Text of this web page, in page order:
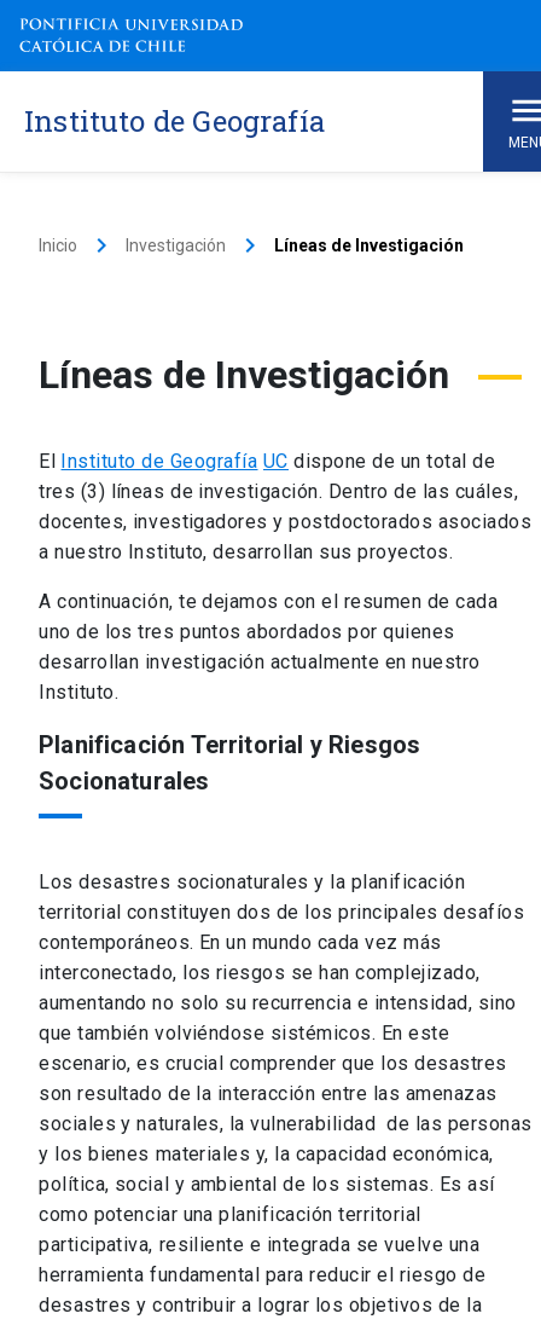
Instituto de Geografía
Inicio keyboard_arrow_right Investigación keyboard_arrow_right Líneas de Investigación
Líneas de Investigación
El Instituto de Geografía UC dispone de un total de
tres (3) líneas de investigación. Dentro de las cuáles,
docentes, investigadores y postdoctorados asociados
a nuestro Instituto, desarrollan sus proyectos.
A continuación, te dejamos con el resumen de cada
uno de los tres puntos abordados por quienes
desarrollan investigación actualmente en nuestro
Instituto.
Planificación Territorial y Riesgos
Socionaturales
Los desastres socionaturales y la planificación
territorial constituyen dos de los principales desafíos
contemporáneos. En un mundo cada vez más
interconectado, los riesgos se han complejizado,
aumentando no solo su recurrencia e intensidad, sino
que también volviéndose sistémicos. En este
escenario, es crucial comprender que los desastres
son resultado de la interacción entre las amenazas
sociales y naturales, la vulnerabilidad de las personas
y los bienes materiales y, la capacidad económica,
política, social y ambiental de los sistemas. Es así
como potenciar una planificación territorial
participativa, resiliente e integrada se vuelve una
herramienta fundamental para reducir el riesgo de
desastres y contribuir a lograr los objetivos de la